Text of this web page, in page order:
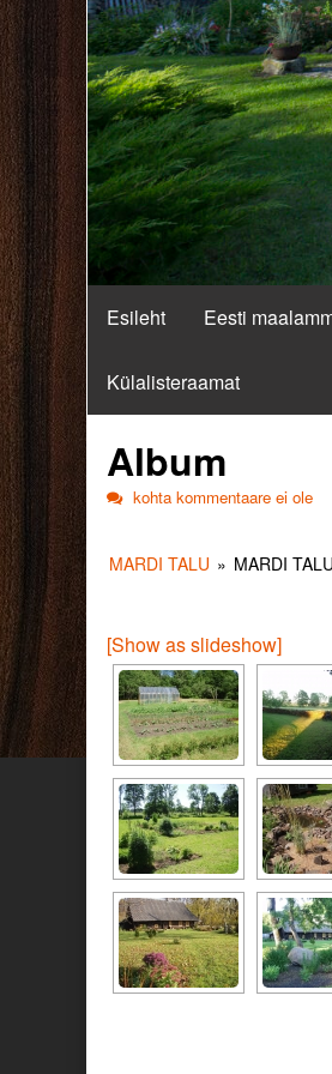
Esileht Eesti
Külalisteraamat
Album
Album
kohta kommentaare ei ole
MARDI TALU » MARDI
[Show as slideshow]